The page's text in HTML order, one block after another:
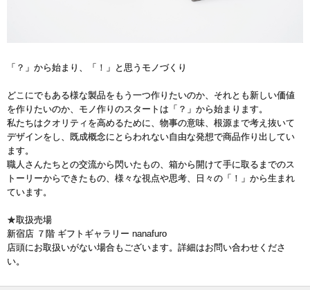
「？」から始まり、「！」と思うモノづくり
どこにでもある様な製品をもう一つ作りたいのか、それとも新しい価値
を作りたいのか、モノ作りのスタートは「？」から始まります。
私たちはクオリティを高めるために、物事の意味、根源まで考え抜いて
デザインをし、既成概念にとらわれない自由な発想で商品作り出してい
ます。
職人さんたちとの交流から閃いたもの、箱から開けて手に取るまでのス
トーリーからできたもの、様々な視点や思考、日々の「！」から生まれ
ています。
★取扱売場
新宿店 ７階 ギフトギャラリー nanafuro
店頭にお取扱いがない場合もございます。詳細はお問い合わせくださ
い。